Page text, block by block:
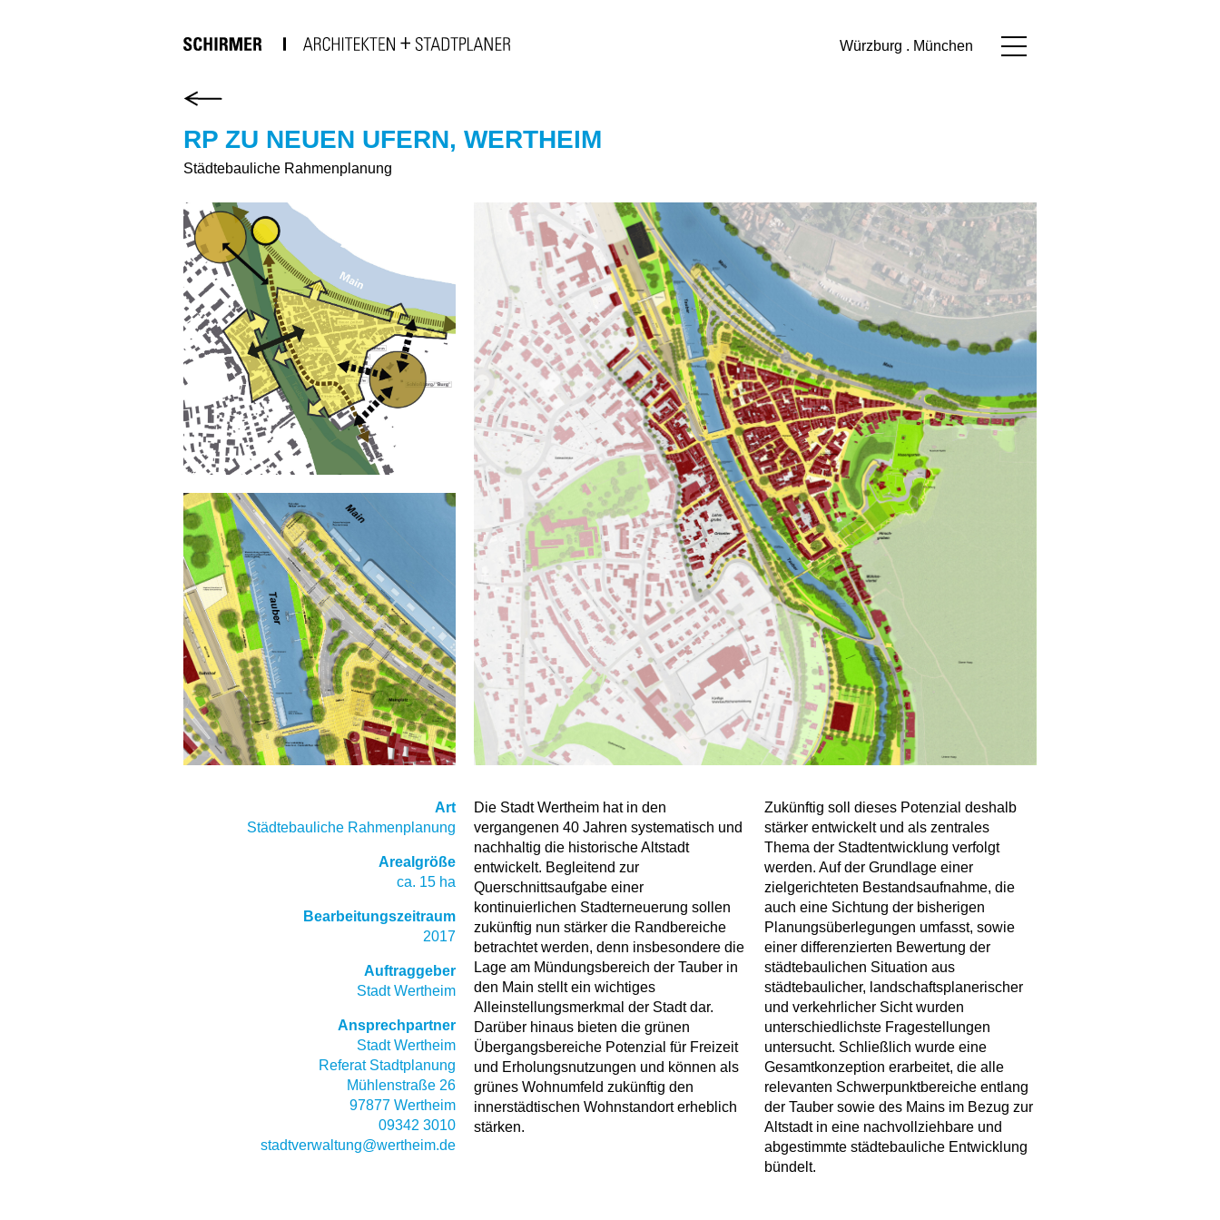
Würzburg . München
RP ZU NEUEN UFERN, WERTHEIM
Städtebauliche Rahmenplanung
Die Stadt Wertheim hat in den
vergangenen 40 Jahren systematisch und
nachhaltig die historische Altstadt
entwickelt. Begleitend zur
Querschnittsaufgabe einer
kontinuierlichen Stadterneuerung sollen
zukünftig nun stärker die Randbereiche
betrachtet werden, denn insbesondere die
Lage am Mündungsbereich der Tauber in
den Main stellt ein wichtiges
Alleinstellungsmerkmal der Stadt dar.
Darüber hinaus bieten die grünen
Übergangsbereiche Potenzial für Freizeit
und Erholungsnutzungen und können als
grünes Wohnumfeld zukünftig den
innerstädtischen Wohnstandort erheblich
stärken.
Zukünftig soll dieses Potenzial deshalb
stärker entwickelt und als zentrales
Thema der Stadtentwicklung verfolgt
werden. Auf der Grundlage einer
zielgerichteten Bestandsaufnahme, die
auch eine Sichtung der bisherigen
Planungsüberlegungen umfasst, sowie
einer differenzierten Bewertung der
städtebaulichen Situation aus
städtebaulicher, landschaftsplanerischer
und verkehrlicher Sicht wurden
unterschiedlichste Fragestellungen
untersucht. Schließlich wurde eine
Gesamtkonzeption erarbeitet, die alle
relevanten Schwerpunktbereiche entlang
der Tauber sowie des Mains im Bezug zur
Altstadt in eine nachvollziehbare und
abgestimmte städtebauliche Entwicklung
bündelt.
Art
Städtebauliche Rahmenplanung
Arealgröße
ca. 15 ha
Bearbeitungszeitraum
2017
Auftraggeber
Stadt Wertheim
Ansprechpartner
Stadt Wertheim
Referat Stadtplanung
Mühlenstraße 26
97877 Wertheim
09342 3010
stadtverwaltung@wertheim.de